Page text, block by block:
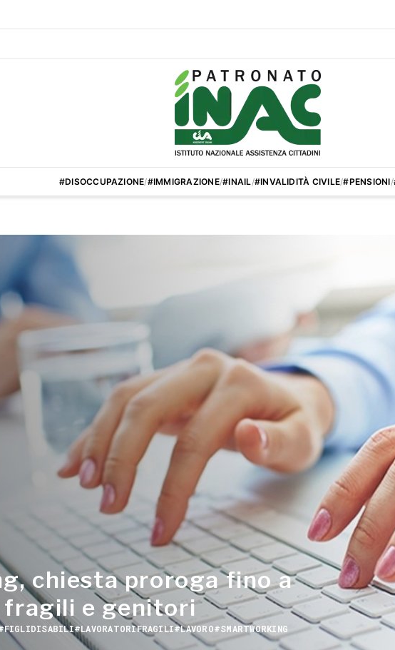
#DISOCCUPAZIONE/#IMMIGRAZIONE/#INAIL/#INVALIDITÀ CIVILE/#PENSIONI/
chiesta proroga fino a
fragili e genitori
#LAVORATORIFRAGILI#LAVORO#SMARTWORKING